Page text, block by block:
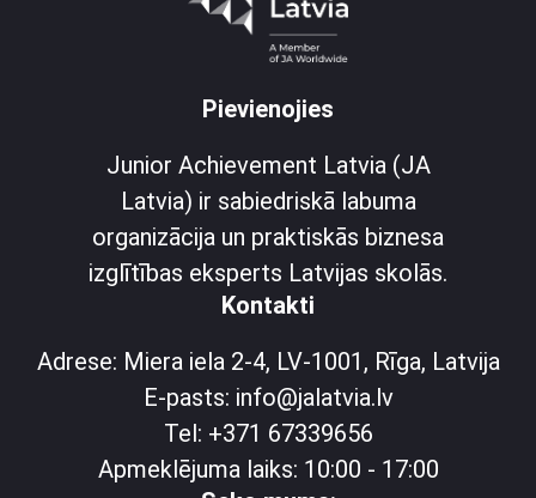
Pievienojies
Junior Achievement Latvia (JA
Latvia) ir sabiedriskā labuma
organizācija un praktiskās biznesa
izglītības eksperts Latvijas skolās.
Kontakti
Adrese: Miera iela 2-4, LV-1001, Rīga, Latvija
E-pasts: info@jalatvia.lv
Tel: +371 67339656
Apmeklējuma laiks: 10:00 - 17:00